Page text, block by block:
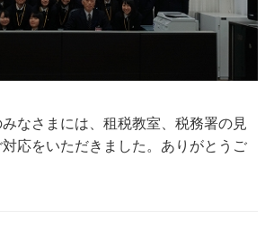
なさまには、租税教室、税務署の見
応をいただきました。ありがとうご